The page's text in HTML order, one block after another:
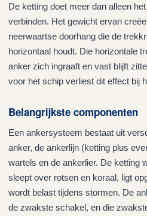
De ketting doet meer dan alleen
verbinden. Het gewicht ervan
neerwaartse doorhang die de
horizontaal houdt. Die horizontale
anker zich ingraaft en vast blijft
voor het schip verliest dit effect bij
Belangrijkste componenten
Een ankersysteem bestaat uit
anker, de ankerlijn (ketting plus
wartels en de ankerlier. De ketting
sleept over rotsen en koraal, ligt
wordt belast tijdens stormen. De
de zwakste schakel, en die